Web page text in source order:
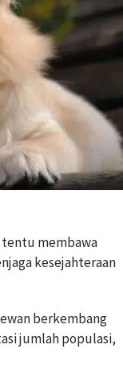
membawa
kesejahteraan
berkembang
jumlah populasi,